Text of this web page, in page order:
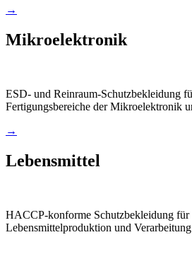
→
Mikroelektronik
ESD- und Reinraum-Schutzbekleidung
Fertigungsbereiche der Mikroelektronik
→
Lebensmittel
HACCP-konforme Schutzbekleidung für
Lebensmittelproduktion und